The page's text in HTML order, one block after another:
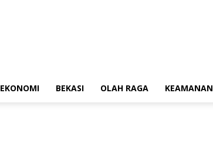
EKONOMI BEKASI OLAH RAGA KEAMANAN